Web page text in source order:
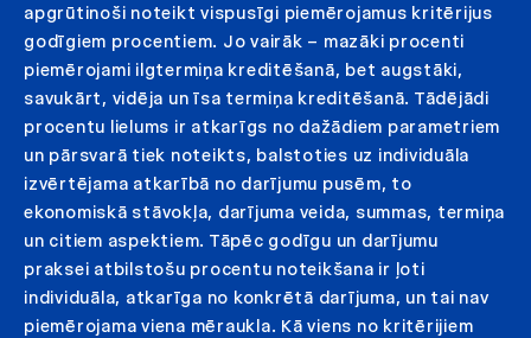
apgrūtinoši noteikt vispusīgi piemērojamus kritērijus
godīgiem procentiem. Jo vairāk – mazāki procenti
piemērojami ilgtermiņa kreditēšanā, bet augstāki,
savukārt, vidēja un īsa termiņa kreditēšanā. Tādējādi
procentu lielums ir atkarīgs no dažādiem parametriem
un pārsvarā tiek noteikts, balstoties uz individuāla
izvērtējama atkarībā no darījumu pusēm, to
ekonomiskā stāvokļa, darījuma veida, summas, termiņa
un citiem aspektiem. Tāpēc godīgu un darījumu
praksei atbilstošu procentu noteikšana ir ļoti
individuāla, atkarīga no konkrētā darījuma, un tai nav
piemērojama viena mēraukla. Kā viens no kritērijiem